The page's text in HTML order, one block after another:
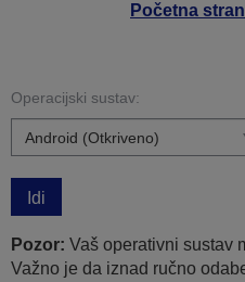
Početna
Operacijski sustav:
Idi
Pozor: Vaš operativni sustav
Važno je da iznad ručno